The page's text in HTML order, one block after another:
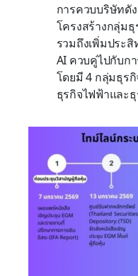
การควบบริษัทดั
โครงสร้างกลุ่ม
รวมถึงเพิ่มประ
AI ควบคู่ไปกับก
โดยมี 4 กลุ่มธุร
ธุรกิจไฟฟ้าและ